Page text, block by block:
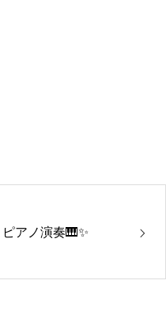
アノ演奏🎹✨